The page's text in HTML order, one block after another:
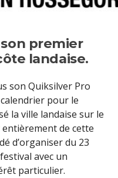
premier
landaise.
son Quiksilver Pro
pour le
la ville landaise sur le
entièrement de cette
d’organiser du 23
avec un
particulier.